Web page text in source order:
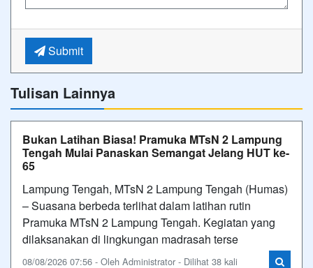
Submit
Tulisan Lainnya
Bukan Latihan Biasa! Pramuka MTsN 2 Lampung
Tengah Mulai Panaskan Semangat Jelang HUT ke-
65
Lampung Tengah, MTsN 2 Lampung Tengah (Humas)
– Suasana berbeda terlihat dalam latihan rutin
Pramuka MTsN 2 Lampung Tengah. Kegiatan yang
dilaksanakan di lingkungan madrasah terse
08/08/2026 07:56 - Oleh Administrator - Dilihat 38 kali